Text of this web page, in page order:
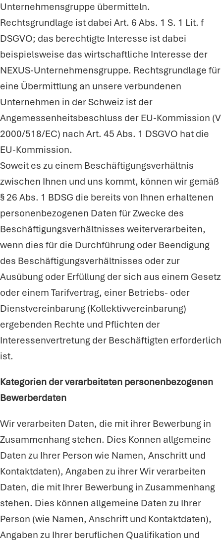
Unternehmensgruppe übermitteln.
Rechtsgrundlage ist dabei Art. 6 Abs. 1 S. 1 Lit. f
DSGVO; das berechtigte Interesse ist dabei
beispielsweise das wirtschaftliche Interesse der
NEXUS-Unternehmensgruppe. Rechtsgrundlage für
eine Übermittlung an unsere verbundenen
Unternehmen in der Schweiz ist der
Angemessenheitsbeschluss der EU-Kommission (V
2000/518/EC) nach Art. 45 Abs. 1 DSGVO hat die
EU-Kommission.
Soweit es zu einem Beschäftigungsverhältnis
zwischen Ihnen und uns kommt, können wir gemäß
§ 26 Abs. 1 BDSG die bereits von Ihnen erhaltenen
personenbezogenen Daten für Zwecke des
Beschäftigungsverhältnisses weiterverarbeiten,
wenn dies für die Durchführung oder Beendigung
des Beschäftigungsverhältnisses oder zur
Ausübung oder Erfüllung der sich aus einem Gesetz
oder einem Tarifvertrag, einer Betriebs- oder
Dienstvereinbarung (Kollektivvereinbarung)
ergebenden Rechte und Pflichten der
Interessenvertretung der Beschäftigten erforderlich
ist.
Kategorien der verarbeiteten personenbezogenen
Bewerberdaten
Wir verarbeiten Daten, die mit ihrer Bewerbung in
Zusammenhang stehen. Dies Konnen allgemeine
Daten zu Ihrer Person wie Namen, Anschritt und
Kontaktdaten), Angaben zu ihrer Wir verarbeiten
Daten, die mit Ihrer Bewerbung in Zusammenhang
stehen. Dies können allgemeine Daten zu Ihrer
Person (wie Namen, Anschrift und Kontaktdaten),
Angaben zu Ihrer beruflichen Qualifikation und